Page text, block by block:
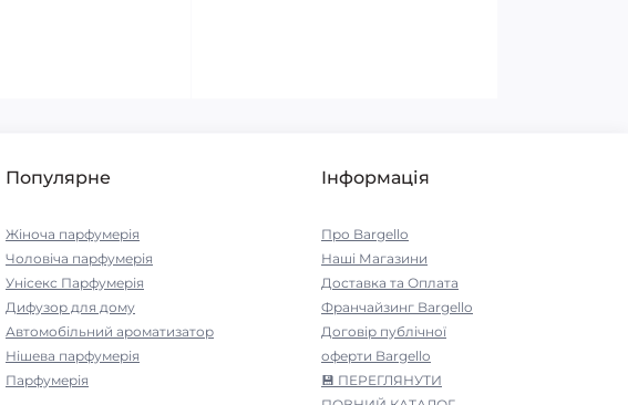
Популярне
Жіноча парфумерія
Чоловіча парфумерія
Унісекс Парфумерія
Дифузор для дому
Автомобільний ароматизатор
Нішева парфумерія
Парфумерія
Інформація
Про Bargello
Наші Магазини
Доставка та Оплата
Франчайзинг Bargello
Договір публічної
оферти Bargello
💾 ПЕРЕГЛЯНУТИ